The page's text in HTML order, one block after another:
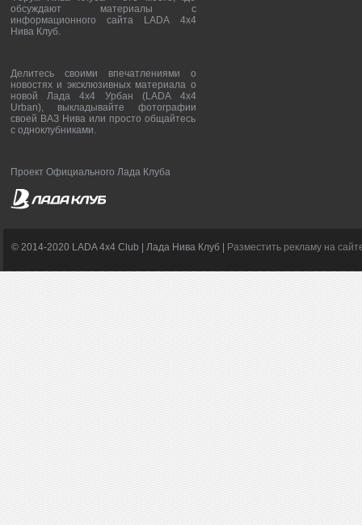
обсуждают материалы с
информационного сайта LADA 4x4
Нива Клуб.
Делитесь своими впечатлениями о
новостях и эксклюзивных материала о
новой Лада 4х4 Урбан (LADA 4x4
Urban), выкладывайте фотографии
своей ВАЗ Нива или просто общайтесь
с одноклубниками.
Проект Официального Лада Клуба
© 2014-2020 LADA 4x4 Club | Лада Нива Клуб | Разместить рекламу на